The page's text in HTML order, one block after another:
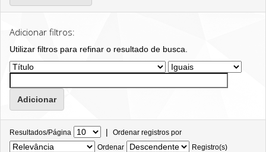
Adicionar filtros:
Utilizar filtros para refinar o resultado de busca.
Resultados/Página | Ordenar registros por
Ordenar
Registro(s)